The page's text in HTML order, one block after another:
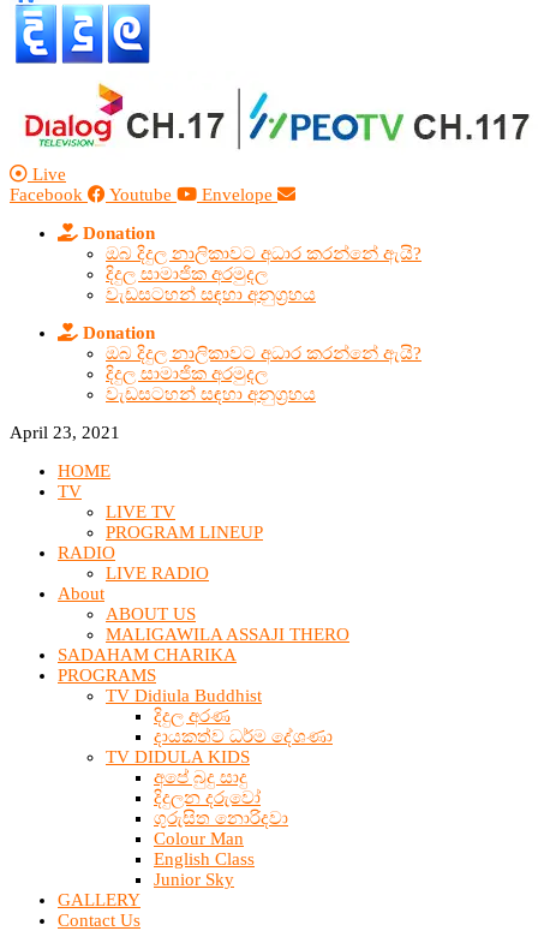
Live
Facebook
Youtube Envelope
Donation
ඔබ දිදුල නාලිකාවට අධාර කරන්නේ ඇයි?
දිදුල සාමාජික අරමුදල
වැඩසටහන් සඳහා අනුග්‍රහය
Donation
ඔබ දිදුල නාලිකාවට අධාර කරන්නේ ඇයි?
දිදුල සාමාජික අරමුදල
වැඩසටහන් සඳහා අනුග්‍රහය
April 23, 2021
HOME
TV
LIVE TV
PROGRAM LINEUP
RADIO
LIVE RADIO
About
ABOUT US
MALIGAWILA ASSAJI THERO
SADAHAM CHARIKA
PROGRAMS
TV Didiula Buddhist
දිදුල අරණ
දායකත්ව ධර්ම දේශණා
TV DIDULA KIDS
අපේ බුදු සාදු
දිදුලන දරුවෝ
ගුරුසිත නොරිදවා
Colour Man
English Class
Junior Sky
GALLERY
Contact Us